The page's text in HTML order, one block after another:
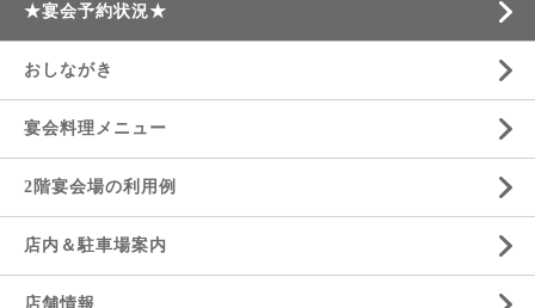
★宴会予約状況★
おしながき
宴会料理メニュー
2階宴会場の利用例
店内＆駐車場案内
店舗情報